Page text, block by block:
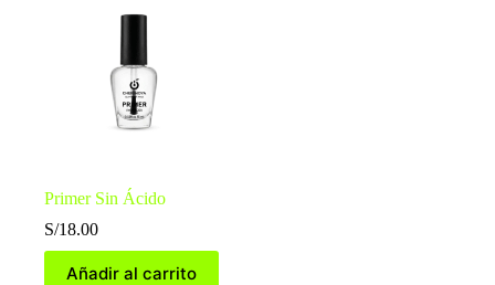
Primer Sin Ácido
S/18.00
Añadir al carrito